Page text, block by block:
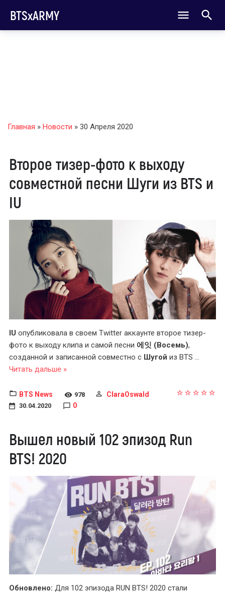
BTSxARMY
Главная » Новости » 30 Апреля 2020
Второе тизер-фото к выходу
совместной песни Шуги из BTS и
IU
IU опубликовала в своем Twitter аккаунте второе тизер-
фото к выходу клипа и самой песни 에잇 (Восемь),
созданной и записанной совместно с Шугой из BTS ...
Читать дальше »
BTS News 978 ClaraOswald
30.04.2020 0
Вышел новый 102 эпизод Run
BTS! 2020
Обновлено: Для 102 эпизода RUN BTS! 2020 стали